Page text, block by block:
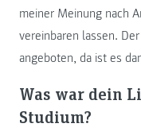
meiner Meinung nach
vereinbaren lassen.
angeboten, da ist es
Was war dein
Studium?